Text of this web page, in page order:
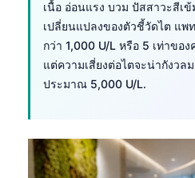
เนื้อ อ่อนแรง บวม ปัสสาวะสีเ
เปลี่ยนแปลงของตัวชี้วัดไต แพ
กว่า 1,000 U/L หรือ 5 เท่าขอ
แต่ความเสี่ยงต่อไตจะน่ากังวล
ประมาณ 5,000 U/L.